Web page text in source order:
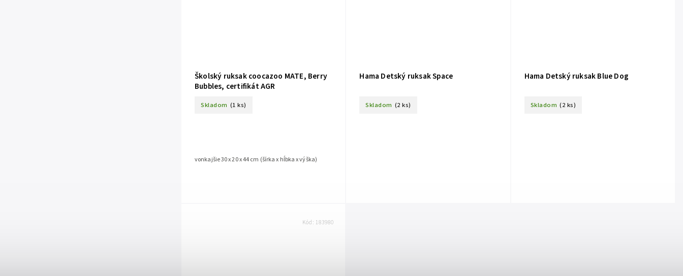
Školský ruksak coocazoo MATE, Berry
Bubbles, certifikát AGR
Skladom (1 ks)
vonkajšie 30 x 20 x 44 cm (šírka x hĺbka x výška)
Hama Detský ruksak Space
Skladom (2 ks)
Hama Detský ruksak Blue Dog
Skladom (2 ks)
Kód: 183980